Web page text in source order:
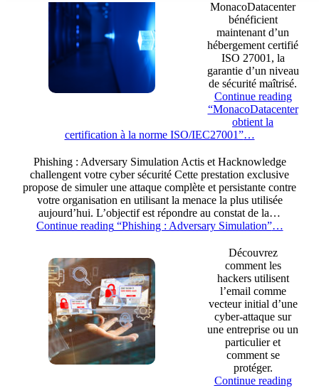
MonacoDatacenter
bénéficient
maintenant d’un
hébergement certifié
ISO 27001, la
garantie d’un niveau
de sécurité maîtrisé.
Continue reading
“MonacoDatacenter
obtient la
certification à la norme ISO/IEC27001”…
Phishing : Adversary Simulation Actis et Hacknowledge
challengent votre cyber sécurité Cette prestation exclusive
propose de simuler une attaque complète et persistante contre
votre organisation en utilisant la menace la plus utilisée
aujourd’hui. L’objectif est répondre au constat de la…
Continue reading“Phishing : Adversary Simulation”…
Découvrez
comment les
hackers utilisent
l’email comme
vecteur initial d’une
cyber-attaque sur
une entreprise ou un
particulier et
comment se
protéger.
Continue reading